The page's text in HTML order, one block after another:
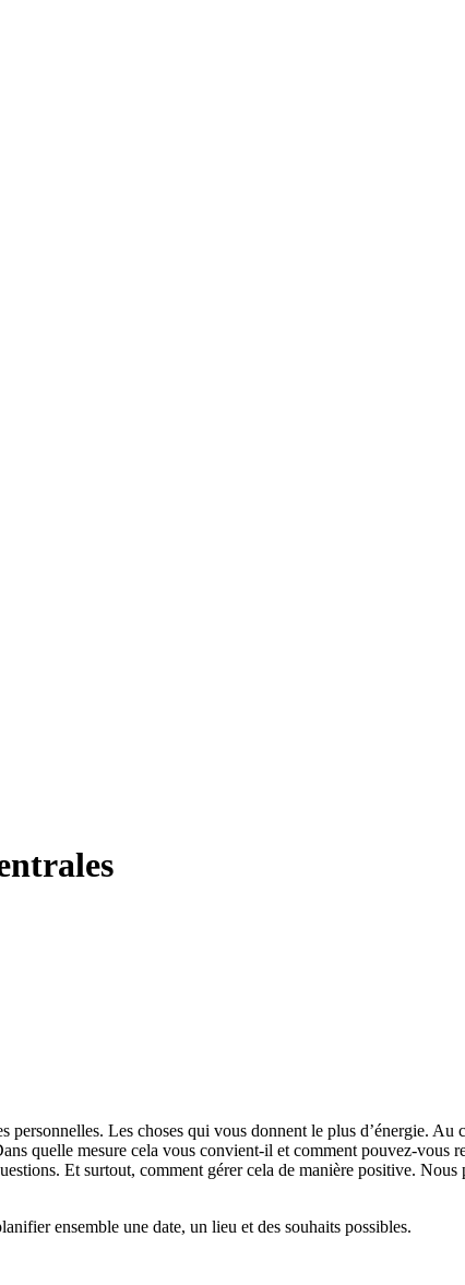
Les choses qui vous donnent le plus d’énergie. Au
quelle mesure cela vous convient-il et comment pouvez-vous
Et surtout, comment gérer cela de manière positive.
ensemble une date, un lieu et des souhaits possibles.